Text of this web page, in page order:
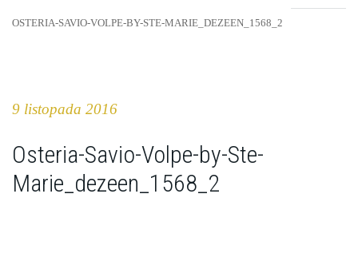
OSTERIA-SAVIO-VOLPE-BY-STE-MARIE_DEZEEN_1568_2
9 listopada 2016
Osteria-Savio-Volpe-by-Ste-
Marie_dezeen_1568_2